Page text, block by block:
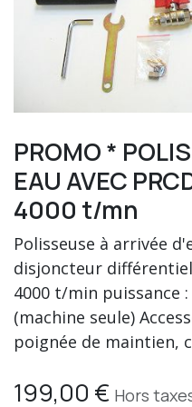
PROMO *
EAU AVEC
4000 t/mn
Polisseuse à arrivée
disjoncteur différentiel
4000 t/min puissance :
(machine seule)
poignée de maintien,
199,00 € Hors